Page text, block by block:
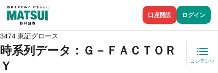
口座開設 ログイン
3474 東証グロース
時系列データ ：Ｇ－ＦＡＣＴＯＲ
Ｙ
コンテンツ